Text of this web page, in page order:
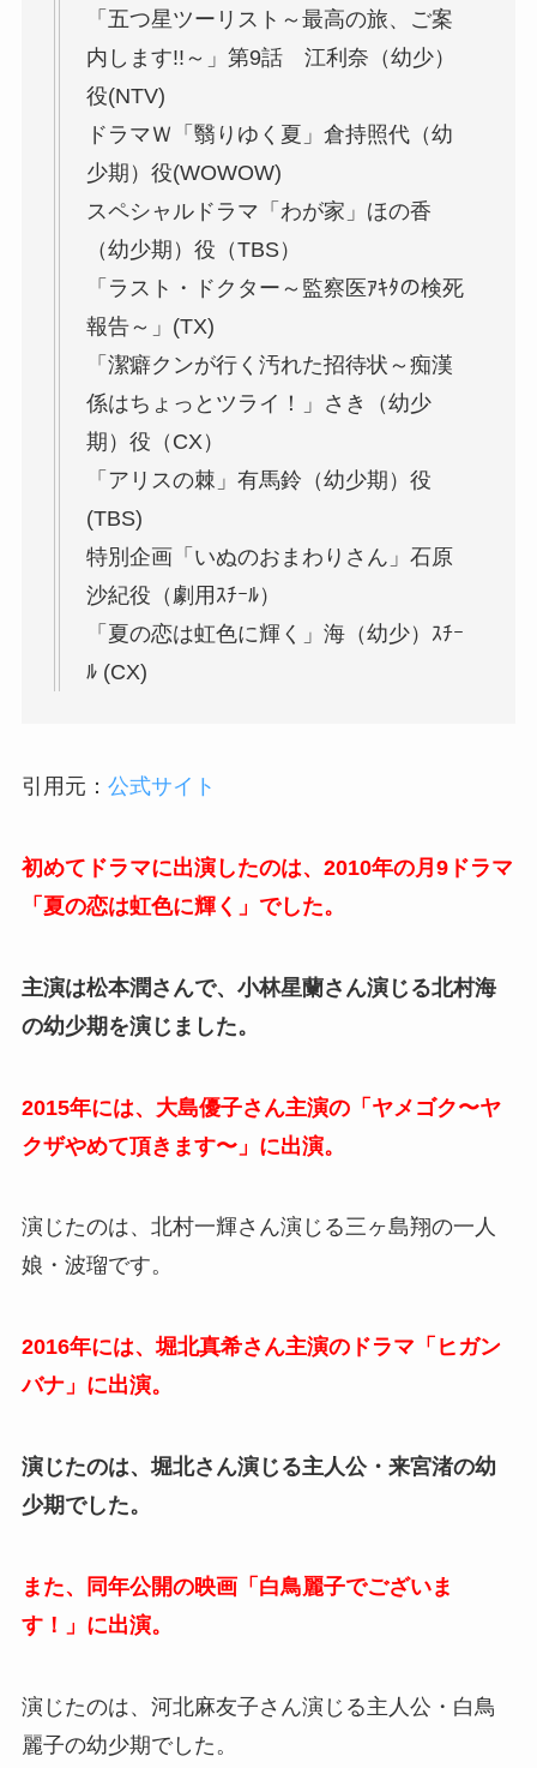
「五つ星ツーリスト～最高の旅、ご案
内します!!～」第9話 江利奈（幼少）
役(NTV)
ドラマＷ「翳りゆく夏」倉持照代（幼
少期）役(WOWOW)
スペシャルドラマ「わが家」ほの香
（幼少期）役（TBS）
「ラスト・ドクター～監察医ｱｷﾀの検死
報告～」(TX)
「潔癖クンが行く汚れた招待状～痴漢
係はちょっとツライ！」さき（幼少
期）役（CX）
「アリスの棘」有馬鈴（幼少期）役
(TBS)
特別企画「いぬのおまわりさん」石原
沙紀役（劇用ｽﾁｰﾙ）
「夏の恋は虹色に輝く」海（幼少）ｽﾁｰ
ﾙ (CX)
引用元： 公式サイト
初めてドラマに出演したのは、2010年の月9ドラマ
「夏の恋は虹色に輝く」でした。
主演は松本潤さんで、小林星蘭さん演じる北村海
の幼少期を演じました。
2015年には、大島優子さん主演の「ヤメゴク〜ヤ
クザやめて頂きます〜」に出演。
演じたのは、北村一輝さん演じる三ヶ島翔の一人
娘・波瑠です。
2016年には、堀北真希さん主演のドラマ「ヒガン
バナ」に出演。
演じたのは、堀北さん演じる主人公・来宮渚の幼
少期でした。
また、同年公開の映画「白鳥麗子でございま
す！」に出演。
演じたのは、河北麻友子さん演じる主人公・白鳥
麗子の幼少期でした。